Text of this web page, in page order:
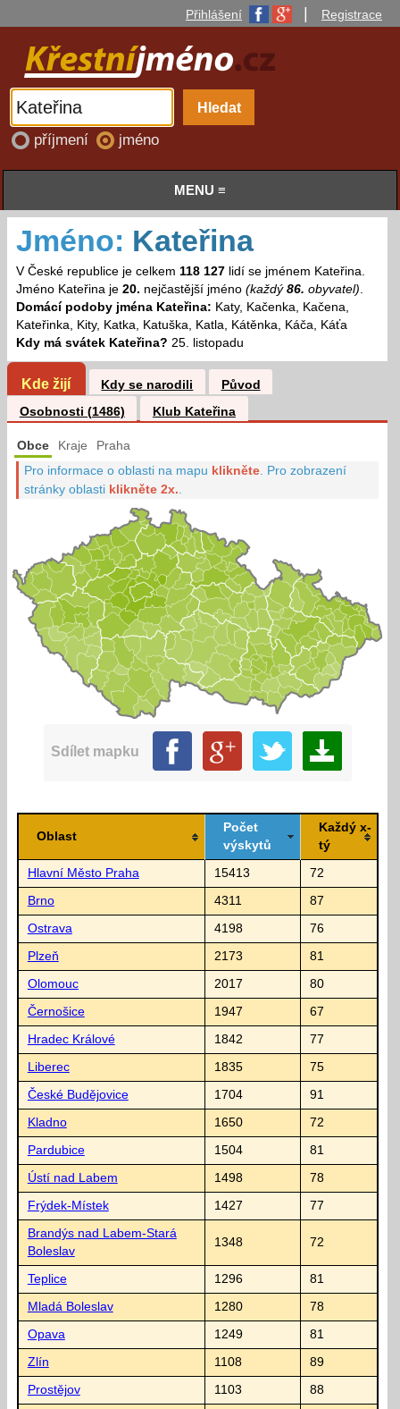
Přihlášení Registrace
příjmení jméno
MENU ≡
Jméno: Kateřina
V České republice je celkem 118 127lidí se jménem Kateřina.
Jméno Kateřina je 20. nejčastější jméno (každý 86. obyvatel).
Domácí podoby jména Kateřina: Katy, Kačenka, Kačena,
Kateřinka, Kity, Katka, Katuška, Katla, Kátěnka, Káča, Káťa
Kdy má svátek Kateřina? 25. listopadu
Kde žijí Kdy se narodili
Původ
Osobnosti (1486)
Klub Kateřina
Obce Kraje Praha
Pro informace o oblasti na mapu klikněte Pro zobrazení
stránky oblasti klikněte 2x.
Sdílet mapku
Oblast
Počet
výskytů
Každý x-
tý
Hlavní Město Praha 15413 72
Brno 4311 87
Ostrava 4198 76
Plzeň 2173 81
Olomouc 2017 80
Černošice 1947 67
Hradec Králové 1842 77
Liberec 1835 75
České Budějovice 1704 91
Kladno 1650 72
Pardubice 1504 81
Ústí nad Labem 1498 78
Frýdek-Místek 1427 77
Brandýs nad Labem-Stará
Boleslav
1348 72
Teplice 1296 81
Mladá Boleslav 1280 78
Opava 1249 81
Zlín 1108 89
Prostějov 1103 88